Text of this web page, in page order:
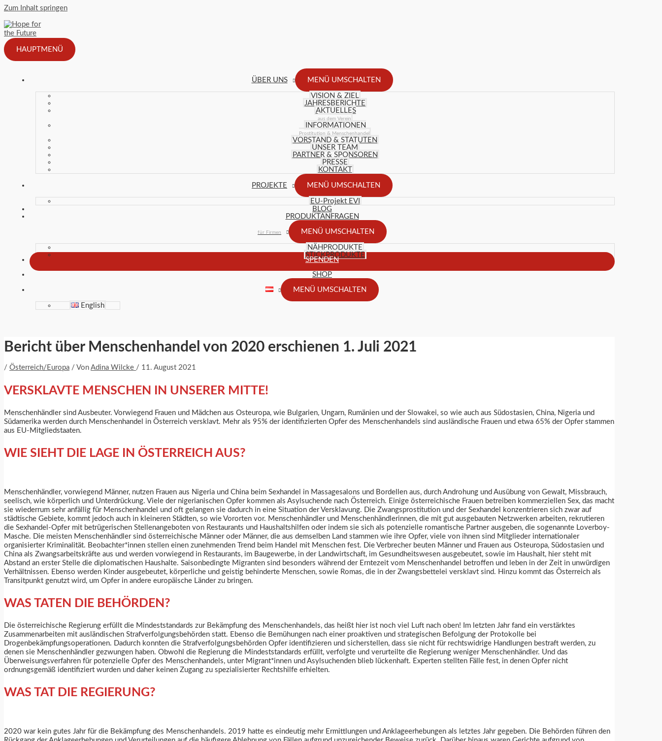
Zum Inhalt springen
HAUPTMENÜ
ÜBER UNS MENÜ UMSCHALTEN
VISION & ZIEL
JAHRESBERICHTE
AKTUELLES
aus dem Verein
INFORMATIONEN
Prostitution & Menschenhandel
VORSTAND & STATUTEN
UNSER TEAM
PARTNER & SPONSOREN
PRESSE
KONTAKT
PROJEKTE MENÜ UMSCHALTEN
EU-Projekt EVI
BLOG
PRODUKTANFRAGEN
für Firmen MENÜ UMSCHALTEN
NÄHPRODUKTE
STICKPRODUKTE
SPENDEN
SHOP
MENÜ UMSCHALTEN
English
Bericht über Menschenhandel von 2020 erschienen 1. Juli 2021
/ Österreich/Europa / Von Adina Wilcke / 11. August 2021
VERSKLAVTE MENSCHEN IN UNSERER MITTE!
Menschenhändler sind Ausbeuter. Vorwiegend Frauen und Mädchen aus Osteuropa, wie Bulgarien, Ungarn, Rumänien und der Slowakei, so wie auch aus Südostasien, China, Nigeria und
Südamerika werden durch Menschenhandel in Österreich versklavt. Mehr als 95% der identifizierten Opfer des Menschenhandels sind ausländische Frauen und etwa 65% der Opfer stammen
aus EU-Mitgliedstaaten.
WIE SIEHT DIE LAGE IN ÖSTERREICH AUS?
Menschenhändler, vorwiegend Männer, nutzen Frauen aus Nigeria und China beim Sexhandel in Massagesalons und Bordellen aus, durch Androhung und Ausübung von Gewalt, Missbrauch,
seelisch, wie körperlich und Unterdrückung. Viele der nigerianischen Opfer kommen als Asylsuchende nach Österreich. Einige österreichische Frauen betreiben kommerziellen Sex, das macht
sie wiederrum sehr anfällig für Menschenhandel und oft gelangen sie dadurch in eine Situation der Versklavung. Die Zwangsprostitution und der Sexhandel konzentrieren sich zwar auf
städtische Gebiete, kommt jedoch auch in kleineren Städten, so wie Vororten vor. Menschenhändler und Menschenhändlerinnen, die mit gut ausgebauten Netzwerken arbeiten, rekrutieren
die Sexhandel-Opfer mit betrügerischen Stellenangeboten von Restaurants und Haushaltshilfen oder indem sie sich als potenzielle romantische Partner ausgeben, die sogenannte Loverboy-
Masche. Die meisten Menschenhändler sind österreichische Männer oder Männer, die aus demselben Land stammen wie ihre Opfer, viele von ihnen sind Mitglieder internationaler
organisierter Kriminalität. Beobachter*innen stellen einen zunehmenden Trend beim Handel mit Menschen fest. Die Verbrecher beuten Männer und Frauen aus Osteuropa, Südostasien und
China als Zwangsarbeitskräfte aus und werden vorwiegend in Restaurants, im Baugewerbe, in der Landwirtschaft, im Gesundheitswesen ausgebeutet, sowie im Haushalt, hier steht mit
Abstand an erster Stelle die diplomatischen Haushalte. Saisonbedingte Migranten sind besonders während der Erntezeit vom Menschenhandel betroffen und leben in der Zeit in unwürdigen
Verhältnissen. Ebenso werden Kinder ausgebeutet, körperliche und geistig behinderte Menschen, sowie Romas, die in der Zwangsbettelei versklavt sind. Hinzu kommt das Österreich als
Transitpunkt genutzt wird, um Opfer in andere europäische Länder zu bringen.
WAS TATEN DIE BEHÖRDEN?
Die österreichische Regierung erfüllt die Mindeststandards zur Bekämpfung des Menschenhandels, das heißt hier ist noch viel Luft nach oben! Im letzten Jahr fand ein verstärktes
Zusammenarbeiten mit ausländischen Strafverfolgungsbehörden statt. Ebenso die Bemühungen nach einer proaktiven und strategischen Befolgung der Protokolle bei
Drogenbekämpfungsoperationen. Dadurch konnten die Strafverfolgungsbehörden Opfer identifizieren und sicherstellen, dass sie nicht für rechtswidrige Handlungen bestraft werden, zu
denen sie Menschenhändler gezwungen haben. Obwohl die Regierung die Mindeststandards erfüllt, verfolgte und verurteilte die Regierung weniger Menschenhändler. Und das
Überweisungsverfahren für potenzielle Opfer des Menschenhandels, unter Migrant*innen und Asylsuchenden blieb lückenhaft. Experten stellten Fälle fest, in denen Opfer nicht
ordnungsgemäß identifiziert wurden und daher keinen Zugang zu spezialisierter Rechtshilfe erhielten.
WAS TAT DIE REGIERUNG?
2020 war kein gutes Jahr für die Bekämpfung des Menschenhandels. 2019 hatte es eindeutig mehr Ermittlungen und Anklageerhebungen als letztes Jahr gegeben. Die Behörden führen den